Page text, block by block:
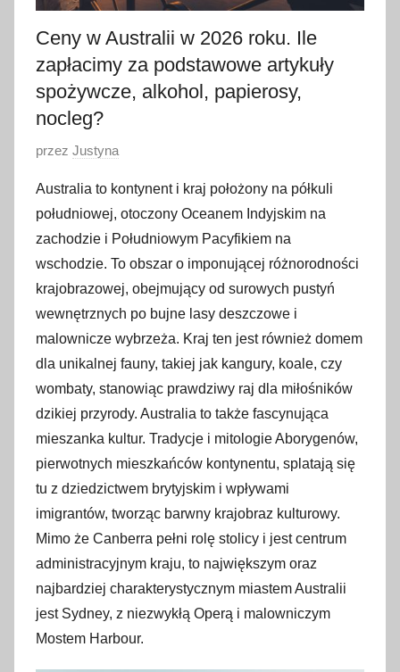
Ceny w Australii w 2026 roku. Ile
zapłacimy za podstawowe artykuły
spożywcze, alkohol, papierosy,
nocleg?
O
u
b
l
i
k
o
w
a
n
o
u
t
e
g
o
2
0
2
przez Justyna
Australia to kontynent i kraj położony na półkuli
południowej, otoczony Oceanem Indyjskim na
zachodzie i Południowym Pacyfikiem na
wschodzie. To obszar o imponującej różnorodności
krajobrazowej, obejmujący od surowych pustyń
wewnętrznych po bujne lasy deszczowe i
malownicze wybrzeża. Kraj ten jest również domem
dla unikalnej fauny, takiej jak kangury, koale, czy
wombaty, stanowiąc prawdziwy raj dla miłośników
dzikiej przyrody. Australia to także fascynująca
mieszanka kultur. Tradycje i mitologie Aborygenów,
pierwotnych mieszkańców kontynentu, splatają się
tu z dziedzictwem brytyjskim i wpływami
imigrantów, tworząc barwny krajobraz kulturowy.
Mimo że Canberra pełni rolę stolicy i jest centrum
administracyjnym kraju, to największym oraz
najbardziej charakterystycznym miastem Australii
jest Sydney, z niezwykłą Operą i malowniczym
Mostem Harbour.